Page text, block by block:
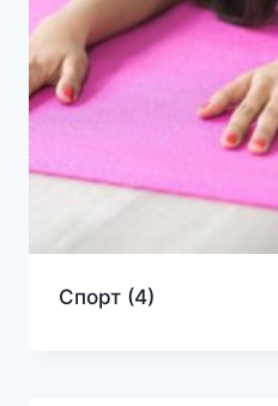
Спорт (4)